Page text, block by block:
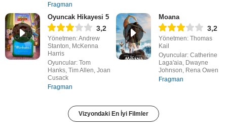
Fragman
Oyuncak Hikayesi 5
3,2
Yönetmen: Andrew
Stanton, McKenna
Harris
Oyuncular: Tom
Hanks, Tim Allen, Joan
Cusack
Fragman
Moana
3,2
Yönetmen: Thomas
Kail
Oyuncular: Catherine
Laga'aia, Dwayne
Johnson, Rena Owen
Fragman
Vizyondaki En İyi Filmler